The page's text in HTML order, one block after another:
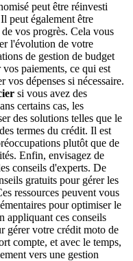
peut être réinvesti
peut également être
de vos progrès. Cela vous
l'évolution de votre
de gestion de budget
paiements, ce qui est
vos dépenses si nécessaire.
si vous avez des
certains cas, les
des solutions telles que le
termes du crédit. Il est
plutôt que de
Enfin, envisagez de
conseils d'experts. De
gratuits pour gérer les
ressources peuvent vous
pour optimiser le
appliquant ces conseils
gérer votre crédit moto de
compte, et avec le temps,
vers une gestion